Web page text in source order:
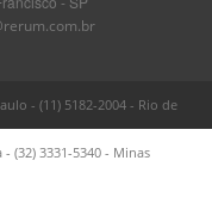
- (11) 5182-2004 - Rio de
- (32) 3331-5340 - Minas